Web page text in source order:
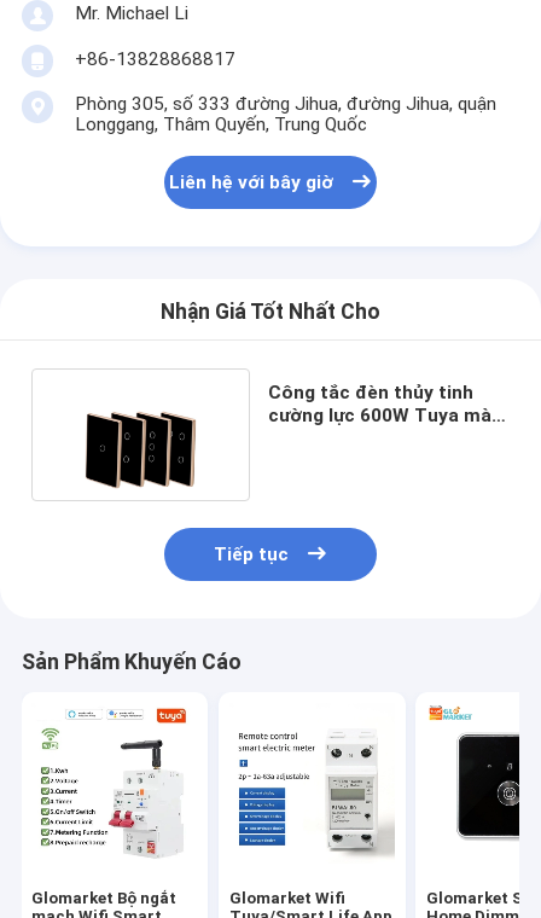
Mr. Michael Li
+86-13828868817
Phòng 305, số 333 đường Jihua, đường Jihua, quận
Longgang, Thâm Quyến, Trung Quốc
Liên hệ với bây giờ
Nhận Giá Tốt Nhất Cho
Công tắc đèn thủy tinh
cường lực 600W Tuya màu
Tiếp tục
Sản Phẩm Khuyến Cáo
Glomarket Bộ ngắt
Glomarket Wifi
Glomarket